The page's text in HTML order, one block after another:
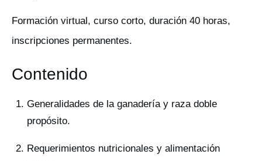
Formación virtual, curso corto, duración 40 horas,
inscripciones permanentes.
Contenido
Generalidades de la ganadería y raza doble
propósito.
Requerimientos nutricionales y alimentación